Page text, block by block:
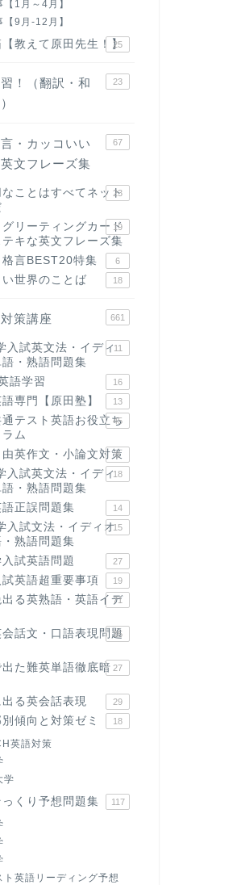
1月～4月】
【9月-12月】
教えて原田先生！】
25
！（翻訳・和
23
・カッコいい
文フレーズ集
67
なことはすべてネット
23
リーティングカード
キな英文フレーズ集
19
言BEST20特集 6
世界のことば 18
策講座 661
入試英文法・イディ
・熟語問題集
11
語学習 16
専門【原田塾】 13
テスト英語お役立ち
ム
45
英作文・小論文対策
8
入試英文法・イディ
・熟語問題集
18
正誤問題集 14
入試文法・イディオ
熟語問題集
15
試英語問題 27
英語超重要事項 19
る英熟語・英語イデ
71
話文・口語表現問題
35
た難英単語徹底暗 27
る英会話表現 29
傾向と対策ゼミ 18
英語対策
学
くり予想問題集 117
ト英語リーディング予想